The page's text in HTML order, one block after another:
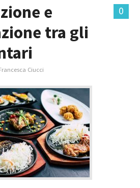
0
e
tra gli
Ciucci